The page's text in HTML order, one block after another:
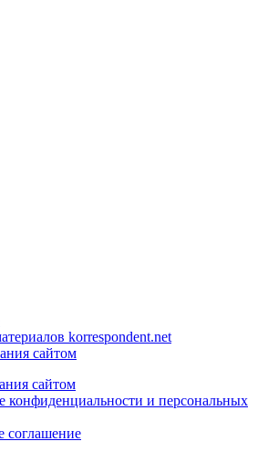
korrespondent.net
сайтом
сайтом
конфиденциальности и персональных
соглашение